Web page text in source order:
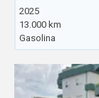
2025
13.000 km
Gasolina